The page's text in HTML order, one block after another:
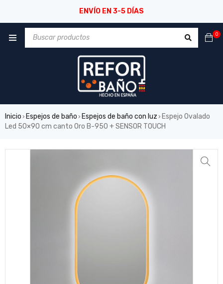
ENVÍO EN 3-5 DÍAS
0
Inicio › Espejos de baño › Espejos de baño con luz › Espejo Ovalado
Led 50×90 cm canto Oro B-950 + SENSOR TOUCH